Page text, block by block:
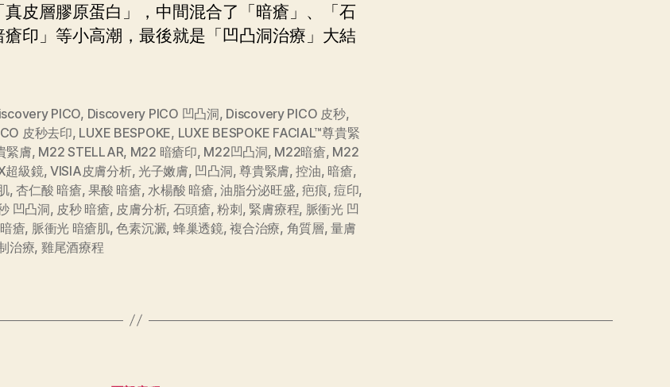
皮層膠原蛋白」，中間混合了「暗瘡」、「石
印」等小高潮，最後就是「凹凸洞治療」大結
PICO, Discovery PICO 凹凸洞, Discovery PICO 皮秒,
皮秒去印, LUXE BESPOKE, LUXE BESPOKE FACIAL™尊貴緊
緊膚, M22 STELLAR, M22 暗瘡印, M22凹凸洞, M22暗瘡, M22
超級鏡, VISIA皮膚分析,光子嫩膚, 凹凸洞,尊貴緊膚,控油, 暗瘡,
,杏仁酸 暗瘡,果酸 暗瘡, 水楊酸 暗瘡,油脂分泌旺盛,疤痕, 痘印,
凹凸洞, 皮秒 暗瘡, 皮膚分析, 石頭瘡,粉刺, 緊膚療程, 脈衝光 凹
瘡, 脈衝光 暗瘡肌,色素沉澱, 蜂巢透鏡,複合治療, 角質層,量膚
治療, 雞尾酒療程